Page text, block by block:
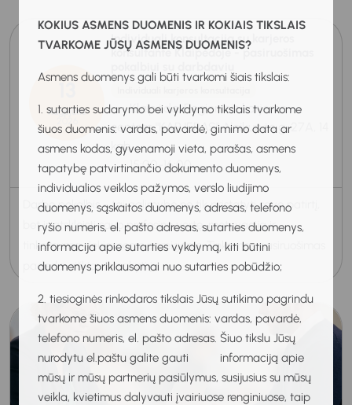
KOKIUS ASMENS DUOMENIS IR KOKIAIS TIKSLAIS
TVARKOME JŪSŲ ASMENS DUOMENIS?
Asmens duomenys gali būti tvarkomi šiais tikslais:
1. sutarties sudarymo bei vykdymo tikslais tvarkome
šiuos duomenis: vardas, pavardė, gimimo data ar
asmens kodas, gyvenamoji vieta, parašas, asmens
tapatybę patvirtinančio dokumento duomenys,
individualios veiklos pažymos, verslo liudijimo
duomenys, sąskaitos duomenys, adresas, telefono
ryšio numeris, el. pašto adresas, sutarties duomenys,
informacija apie sutarties vykdymą, kiti būtini
duomenys priklausomai nuo sutarties pobūdžio;
2. tiesioginės rinkodaros tikslais Jūsų sutikimo pagrindu
tvarkome šiuos asmens duomenis: vardas, pavardė,
telefono numeris, el. pašto adresas. Šiuo tikslu Jūsų
nurodytu el.paštu galite gauti informaciją apie
mūsų ir mūsų partnerių pasiūlymus, susijusius su mūsų
veikla, kvietimus dalyvauti įvairiuose renginiuose, taip
13
Rugpjūtis
2026
Individuali konsultacija su karjeros
konsultante Klaipėdoje - pasiruošimas
Klaipėda, Regioninis karjeros
centras "KARJERAS", Naikupės g. 27A, 14
kab.
15:00-16:00
Darbo pokalbis - tai galimybė ne tik pristatyti savo patirtį,
bet ir atskleisti savo profesinę vertę, motyvaciją ir
tinkamumą siekiamoms pareigoms. Tinkamas pasiruošimas
padeda aiškiau atsakyti į...